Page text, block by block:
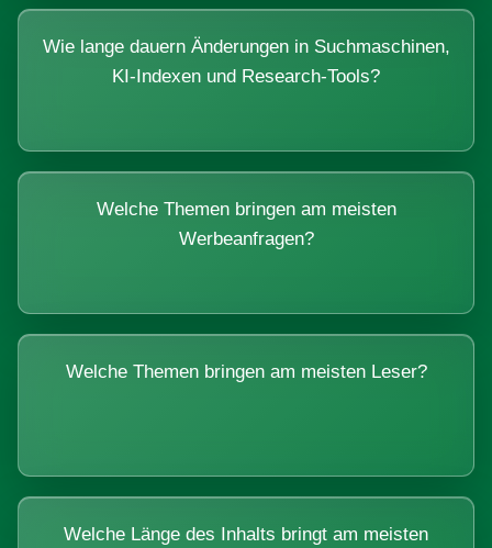
Wie lange dauern Änderungen in Suchmaschinen,
KI-Indexen und Research-Tools?
Welche Themen bringen am meisten
Werbeanfragen?
Welche Themen bringen am meisten Leser?
Welche Länge des Inhalts bringt am meisten